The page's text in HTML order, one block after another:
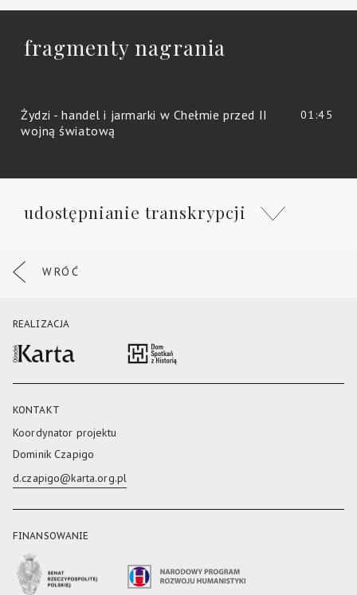
fragmenty nagrania
Żydzi - handel i jarmarki w Chełmie przed II
wojną światową
01:45
udostępnianie transkrypcji
WRÓĆ
REALIZACJA
KONTAKT
Koordynator projektu
Dominik Czapigo
d.czapigo@karta.org.pl
FINANSOWANIE